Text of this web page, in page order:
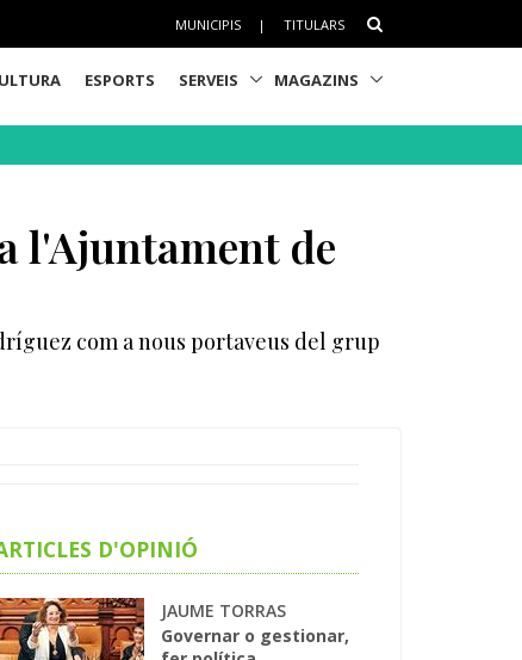
MUNICIPIS | TITULARS
ESPORTS SERVEIS MAGAZINS
l'Ajuntament de
com a nous portaveus del grup
D'OPINIÓ
JAUME TORRAS
Governar o gestionar,